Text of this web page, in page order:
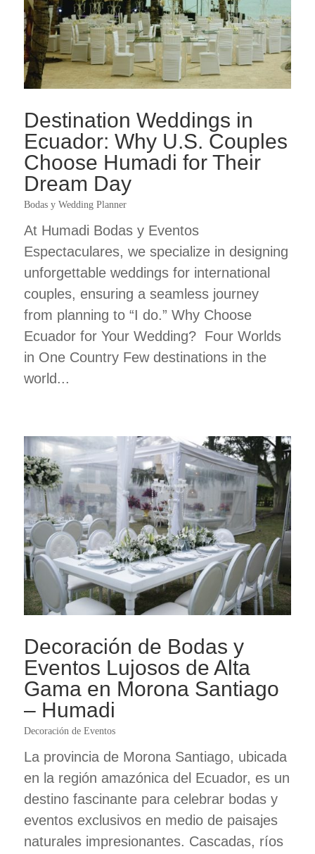
Destination Weddings in
Ecuador: Why U.S. Couples
Choose Humadi for Their
Dream Day
Bodas y Wedding Planner
At Humadi Bodas y Eventos
Espectaculares, we specialize in designing
unforgettable weddings for international
couples, ensuring a seamless journey
from planning to “I do.” Why Choose
Ecuador for Your Wedding? Four Worlds
in One Country Few destinations in the
world...
Decoración de Bodas y
Eventos Lujosos de Alta
Gama en Morona Santiago
– Humadi
Decoración de Eventos
La provincia de Morona Santiago, ubicada
en la región amazónica del Ecuador, es un
destino fascinante para celebrar bodas y
eventos exclusivos en medio de paisajes
naturales impresionantes. Cascadas, ríos